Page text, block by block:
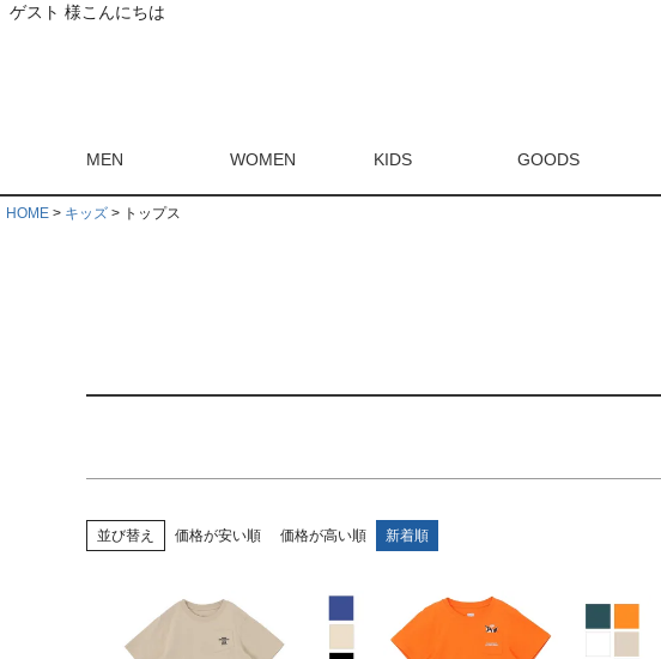
ゲスト 様こんにちは
MEN WOMEN KIDS GOODS
HOME キッズ トップス
Mサイズ Lサイズ フリーサイズ
シーズン
並び替え 価格が安い順 価格が高い順 新着順